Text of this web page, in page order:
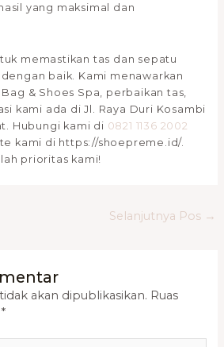
yang maksimal dan
memastikan tas dan sepatu
baik. Kami menawarkan
& Shoes Spa, perbaikan tas,
kami ada di Jl. Raya Duri Kosambi
Hubungi kami di 0821 1136 2002
kami di https://shoepreme.id/.
prioritas kami!
Selanjutnya Pos →
akan dipublikasikan. Ruas
*